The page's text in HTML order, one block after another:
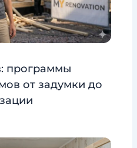
программы
от задумки до